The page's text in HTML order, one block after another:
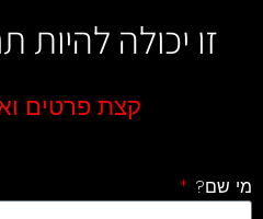
זו יכולה
קצת פרטים
מי שם?